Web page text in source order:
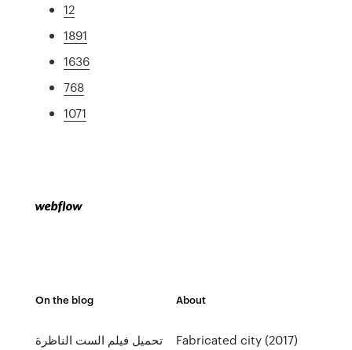
12
1891
1636
768
1071
On the blog
تحميل فيلم الست الناظرة
About
Fabricated city (2017)